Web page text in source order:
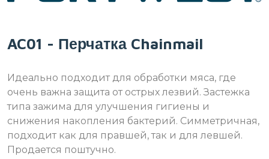
AC01 - Перчатка Chainmail
Идеально подходит для обработки мяса, где
очень важна защита от острых лезвий. Застежка
типа зажима для улучшения гигиены и
снижения накопления бактерий. Симметричная,
подходит как для правшей, так и для левшей.
Продается поштучно.